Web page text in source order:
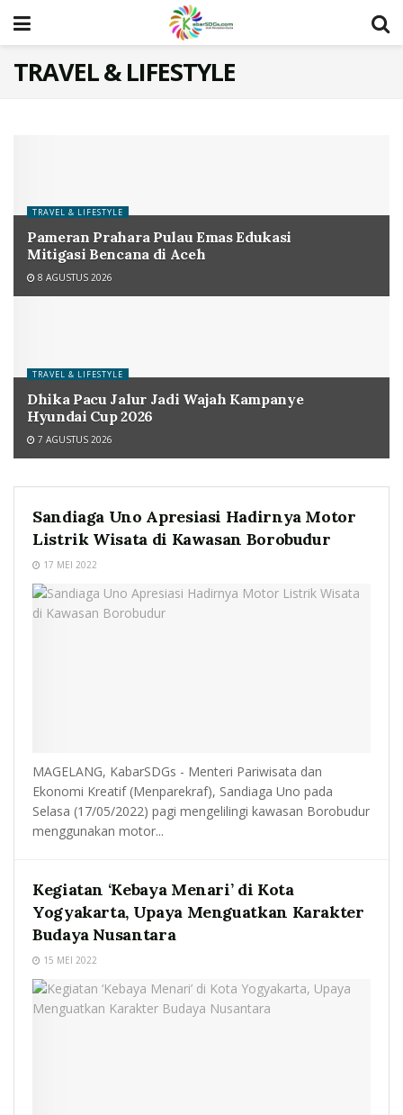
TRAVEL & LIFESTYLE
TRAVEL & LIFESTYLE
Pameran Prahara Pulau Emas Edukasi
Mitigasi Bencana di Aceh
8 AGUSTUS 2026
TRAVEL & LIFESTYLE
Dhika Pacu Jalur Jadi Wajah Kampanye
Hyundai Cup 2026
7 AGUSTUS 2026
Sandiaga Uno Apresiasi Hadirnya Motor
Listrik Wisata di Kawasan Borobudur
17 MEI 2022
MAGELANG, KabarSDGs - Menteri Pariwisata dan
Ekonomi Kreatif (Menparekraf), Sandiaga Uno pada
Selasa (17/05/2022) pagi mengelilingi kawasan Borobudur
menggunakan motor...
Kegiatan ‘Kebaya Menari’ di Kota
Yogyakarta, Upaya Menguatkan Karakter
Budaya Nusantara
15 MEI 2022